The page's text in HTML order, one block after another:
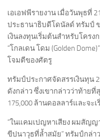
เอเอฟพีรายงาน เมื่อวันพุธที่
ประธานาธิบดีโดนัลด์ ทรัมป์ ข
เงินลงทุนเริ่มต้นสำหรับโคร
“โกลเดน โดม (Golden
โจมตีของศัตรู
ทรัมป์ประกาศจัดสรรเงินทุน
ดังกล่าว ซึ่งเขากล่าวว่าท้าย
175,000 ล้านดอลลาร์และจะ
“ในแคมเปญหาเสียง ผมสัญญ
ขีปนาวุธที่ล้ำสมัย” ทรัมป์กล่า